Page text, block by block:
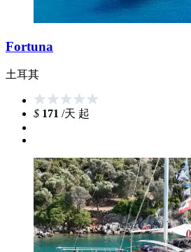
Fortuna
土耳其
$ 171 /天 起